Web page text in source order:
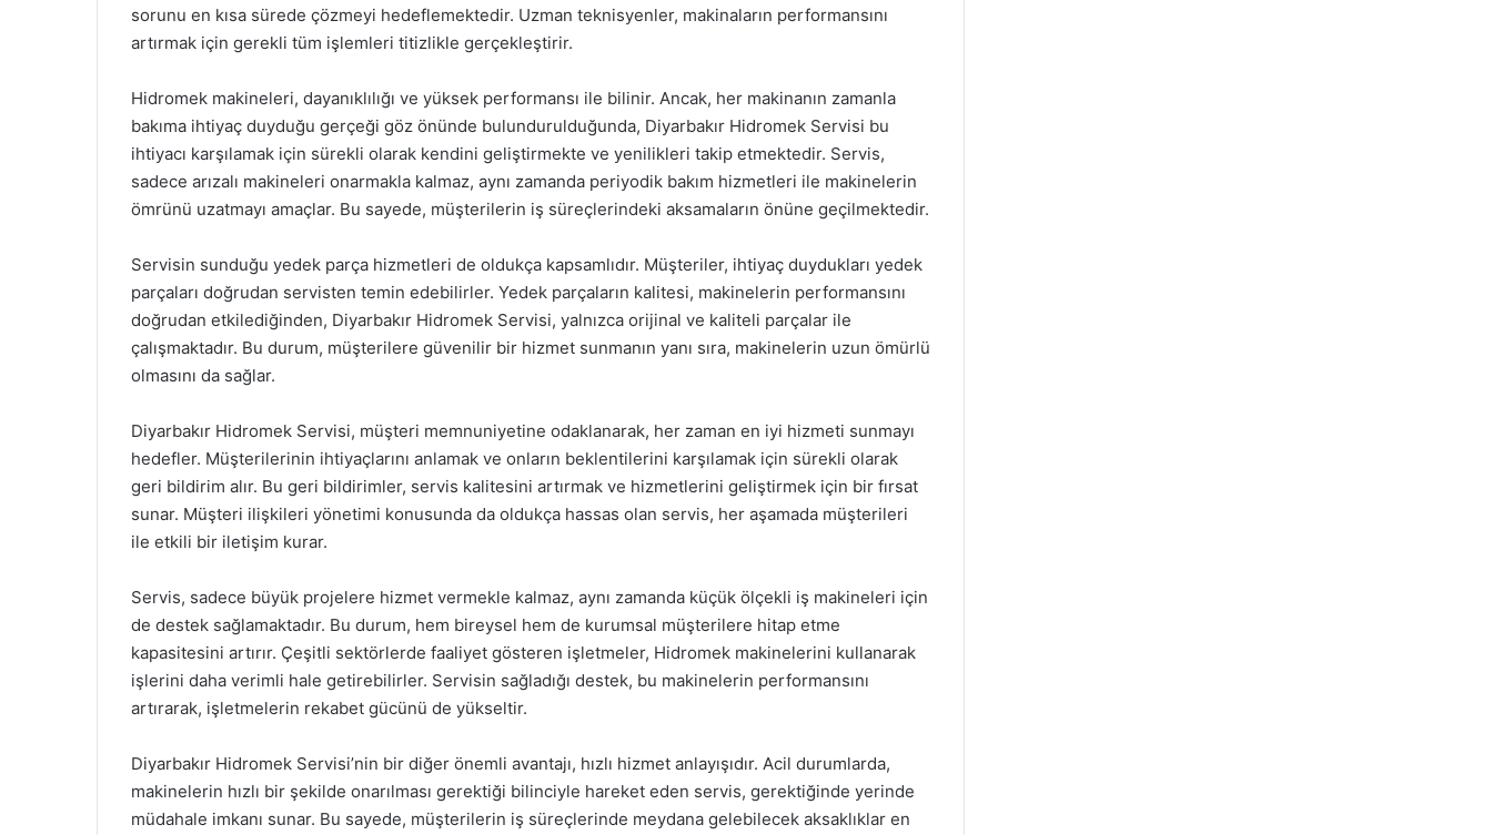
sorunu en kısa sürede çözmeyi hedeflemektedir. Uzman teknisyenler, makinaların performansını
artırmak için gerekli tüm işlemleri titizlikle gerçekleştirir.
Hidromek makineleri, dayanıklılığı ve yüksek performansı ile bilinir. Ancak, her makinanın zamanla
bakıma ihtiyaç duyduğu gerçeği göz önünde bulundurulduğunda, Diyarbakır Hidromek Servisi bu
ihtiyacı karşılamak için sürekli olarak kendini geliştirmekte ve yenilikleri takip etmektedir. Servis,
sadece arızalı makineleri onarmakla kalmaz, aynı zamanda periyodik bakım hizmetleri ile makinelerin
ömrünü uzatmayı amaçlar. Bu sayede, müşterilerin iş süreçlerindeki aksamaların önüne geçilmektedir.
Servisin sunduğu yedek parça hizmetleri de oldukça kapsamlıdır. Müşteriler, ihtiyaç duydukları yedek
parçaları doğrudan servisten temin edebilirler. Yedek parçaların kalitesi, makinelerin performansını
doğrudan etkilediğinden, Diyarbakır Hidromek Servisi, yalnızca orijinal ve kaliteli parçalar ile
çalışmaktadır. Bu durum, müşterilere güvenilir bir hizmet sunmanın yanı sıra, makinelerin uzun ömürlü
olmasını da sağlar.
Diyarbakır Hidromek Servisi, müşteri memnuniyetine odaklanarak, her zaman en iyi hizmeti sunmayı
hedefler. Müşterilerinin ihtiyaçlarını anlamak ve onların beklentilerini karşılamak için sürekli olarak
geri bildirim alır. Bu geri bildirimler, servis kalitesini artırmak ve hizmetlerini geliştirmek için bir fırsat
sunar. Müşteri ilişkileri yönetimi konusunda da oldukça hassas olan servis, her aşamada müşterileri
ile etkili bir iletişim kurar.
Servis, sadece büyük projelere hizmet vermekle kalmaz, aynı zamanda küçük ölçekli iş makineleri için
de destek sağlamaktadır. Bu durum, hem bireysel hem de kurumsal müşterilere hitap etme
kapasitesini artırır. Çeşitli sektörlerde faaliyet gösteren işletmeler, Hidromek makinelerini kullanarak
işlerini daha verimli hale getirebilirler. Servisin sağladığı destek, bu makinelerin performansını
artırarak, işletmelerin rekabet gücünü de yükseltir.
Diyarbakır Hidromek Servisi’nin bir diğer önemli avantajı, hızlı hizmet anlayışıdır. Acil durumlarda,
makinelerin hızlı bir şekilde onarılması gerektiği bilinciyle hareket eden servis, gerektiğinde yerinde
müdahale imkanı sunar. Bu sayede, müşterilerin iş süreçlerinde meydana gelebilecek aksaklıklar en